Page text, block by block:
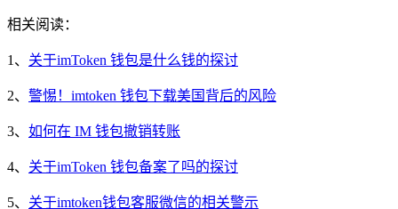
相关阅读：
1、 关于imToken 钱包是什么钱的探讨
2、 警惕！imtoken 钱包下载美国背后的风险
3、 如何在 IM 钱包撤销转账
4、 关于imToken 钱包备案了吗的探讨
5、 关于imtoken钱包客服微信的相关警示